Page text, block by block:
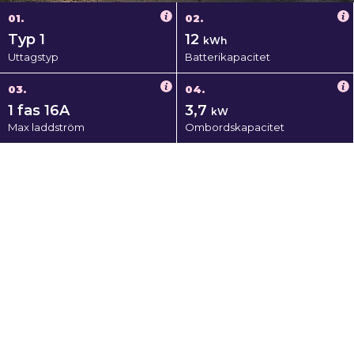
01.
Typ 1
Uttagstyp
02.
12 kWh
Batterikapacitet
03.
1 fas 16A
Max laddström
04.
3,7 kW
Ombordskapacitet